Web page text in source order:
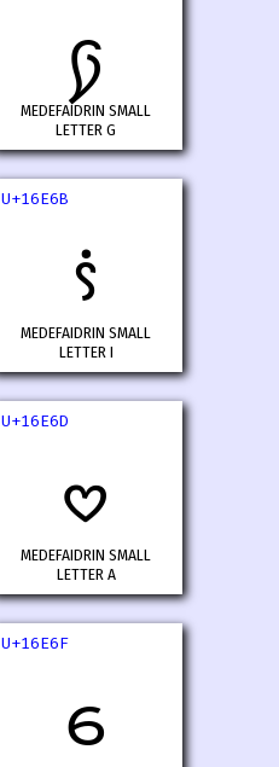
𖹩
MEDEFAIDRIN SMALL
LETTER G
U+16E6B
𖹫
MEDEFAIDRIN SMALL
LETTER I
U+16E6D
𖹭
MEDEFAIDRIN SMALL
LETTER A
U+16E6F
𖹯